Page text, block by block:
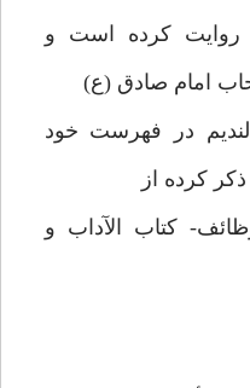
روايت كرده است و
امام صادق (ع)
در فهرست خود
كرده از
كتاب الآداب و